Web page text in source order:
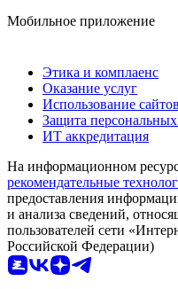
Мобильное приложение
Этика и комплаенс
Оказание услуг
Использование сайтов
Защита
ИТ аккредитация
На информационном
рекомендательные
предоставления
и анализа сведений,
пользователей сети
Российской Федерации)